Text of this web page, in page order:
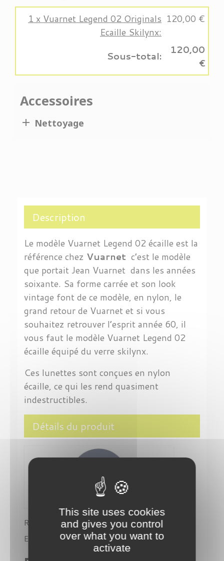
1 x Vuarnet Legend 02 Originals
Ecaille Skilynx:
120,00 €
Sous-total:
120,00
€
Accessoires
 Nettoyage
Description
Le modèle Vuarnet Legend 02 écaille est la
référence chez Vuarnetc’est le modèle
que portait Jean Vuarnet dans les années
soixante. Sa forme carrée et son look
vintage font de ce modèle, en nylon, le
grand retour de Vuarnetet si vous
souhaitez retrouver l’esprit année 60, il
vous faut le modèle Vuarnet Legend 02
écaille équipé du verre skilynx.
Ces lunettes sont conçues en nylon
écaille, ce qui les rend quasiment
indestructibles.
Détails du produit
Référence
VU40017U5756Q
En stock
3 Produits
This site uses cookies
and gives you control
over what you want to
activate